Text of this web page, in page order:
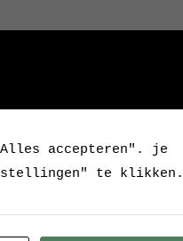
accepteren". je
te klikken.